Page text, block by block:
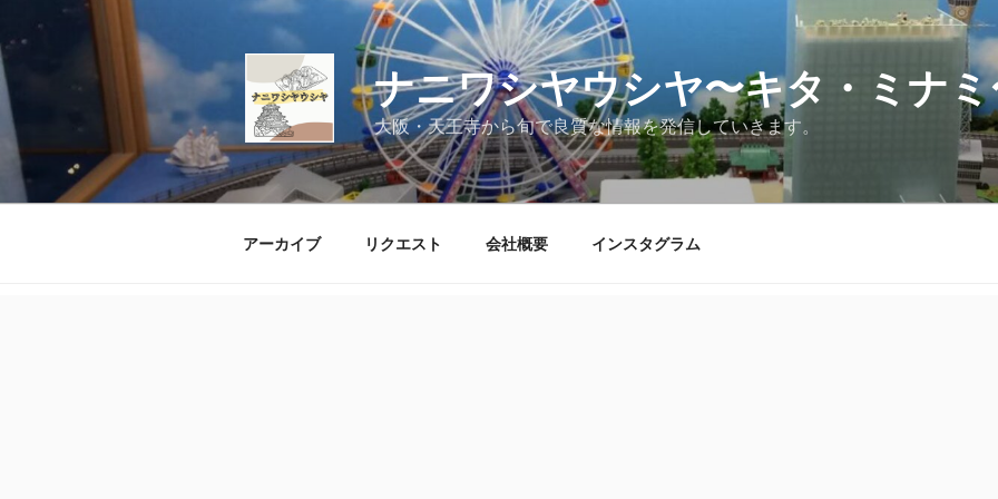
ン
テ
ン
ツ
へ
キ
ナニワシヤウシヤ〜キタ・ミナ
大阪・天王寺から旬で良質な情報を発信していきます。
アーカイブ リクエスト 会社概要 インスタグラム